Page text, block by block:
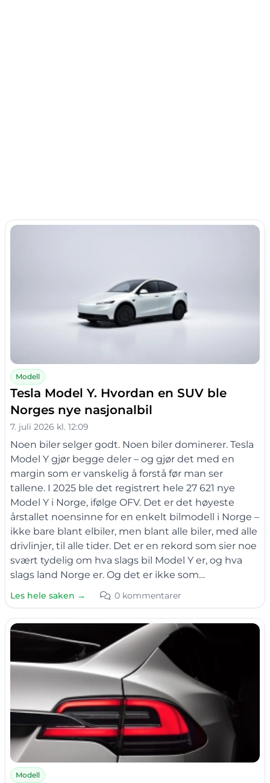
Modell
Tesla Model Y. Hvordan en SUV ble
Norges nye nasjonalbil
7. juli 2026 kl. 12:09
Noen biler selger godt. Noen biler dominerer. Tesla
Model Y gjør begge deler – og gjør det med en
margin som er vanskelig å forstå før man ser
tallene. I 2025 ble det registrert hele 27 621 nye
Model Y i Norge, ifølge OFV. Det er det høyeste
årstallet noensinne for en enkelt bilmodell i Norge –
ikke bare blant elbiler, men blant alle biler, med alle
drivlinjer, til alle tider. Det er en rekord som sier noe
svært tydelig om hva slags bil Model Y er, og hva
slags land Norge er. Og det er ikke som…
Les hele saken → 0 kommentarer
Modell